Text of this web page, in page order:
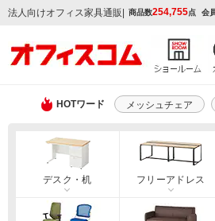
法人向けオフィス家具通販 | 商品数254,755点 会
HOTワード メッシュチェア
デスク・机 フリーアドレス